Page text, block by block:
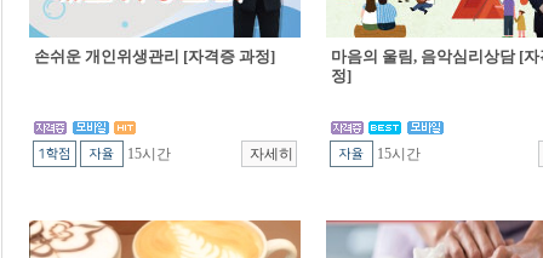
손쉬운 개인위생관리 [자격증 과정]
15시간
마음의 울림, 음악심리상담 [
정]
15시간